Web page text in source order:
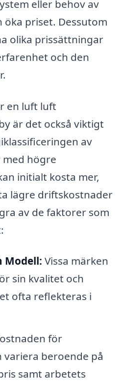
eller behov av
priset. Dessutom
olika prissättningar
och den
en luft luft
är det också viktigt
av
högre
initialt kosta mer,
lägre driftskostnader
av de faktorer som
Modell: Vissa märken
sin kvalitet och
ofta reflekteras i
för
variera beroende på
samt arbetets